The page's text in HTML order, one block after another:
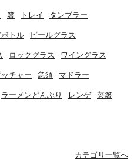
箸 トレイ タンブラー
トル ビールグラス
ロックグラス ワイングラス
チャー 急須 マドラー
ラーメンどんぶり レンゲ 菜箸
カテゴリ一覧へ